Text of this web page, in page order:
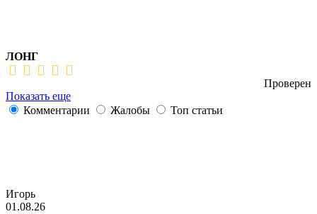
ЛОНГ
Проверен
Показать еще
Комментарии
Жалобы Топ статьи
Игорь
01.08.26